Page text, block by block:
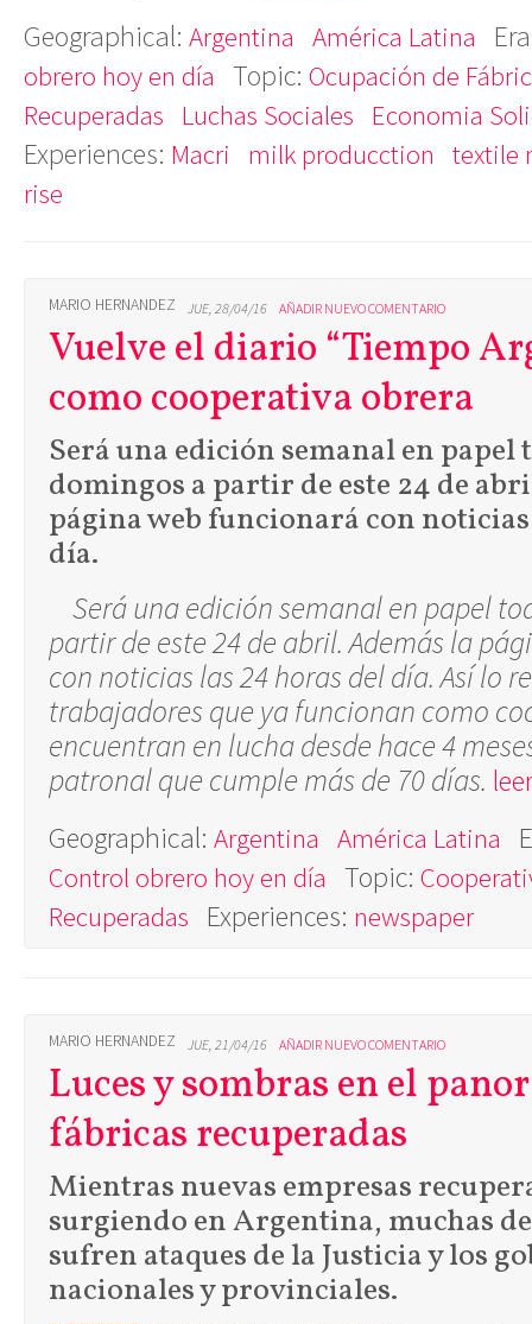
Geographical: Argentina América Latina
obrero hoy en día Topic: Ocupación de
Recuperadas Luchas Sociales Economia
Experiences: Macri milk producction textile
rise
MARIO HERNANDEZ JUE, 28/04/16 AÑADIR NUEVO COMENTARIO
Vuelve el diario “Tiempo
como cooperativa obrera
Será una edición semanal en papel
domingos a partir de este 24 de
página web funcionará con
día.
Será una edición semanal en papel
partir de este 24 de abril. Además la
con noticias las 24 horas del día. Así lo
trabajadores que ya funcionan como
encuentran en lucha desde hace 4
patronal que cumple más de 70 días.
Geographical: Argentina América Latina
Control obrero hoy en día Topic:
Recuperadas Experiences: newspaper
MARIO HERNANDEZ JUE, 21/04/16 AÑADIR NUEVO COMENTARIO
Luces y sombras en el
fábricas recuperadas
Mientras nuevas empresas
surgiendo en Argentina, muchas
sufren ataques de la Justicia y los
nacionales y provinciales.